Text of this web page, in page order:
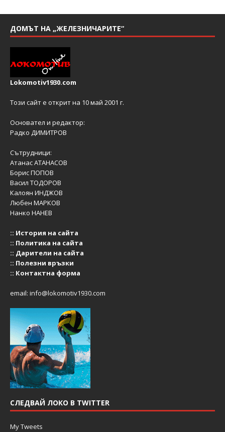
ДОМЪТ НА „ЖЕЛЕЗНИЧАРИТЕ“
Lokomotiv1930.com
Този сайт е открит на 10 май 2001 г.
Основател и редактор:
Радко ДИМИТРОВ
Сътрудници:
Атанас АТАНАСОВ
Борис ПОПОВ
Васил ТОДОРОВ
Калоян ИНДЖОВ
Любен МАРКОВ
Нанко НАНЕВ
:: История на сайта
:: Политика на сайта
:: Дарители на сайта
:: Полезни връзки
:: Контактна форма
email: info@lokomotiv1930.com
СЛЕДВАЙ ЛОКО В TWITTER
My Tweets